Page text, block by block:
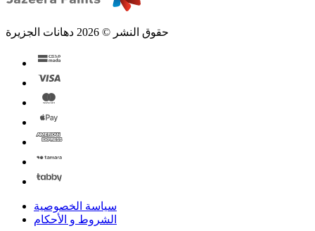
حقوق النشر © 2026 دهانات الجزيرة
سياسة الخصوصية
الشروط و الأحكام